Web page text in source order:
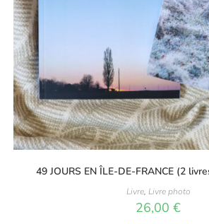
49 JOURS EN ÎLE-DE-FRANCE (2
Livre, Livre photo
26,00 €